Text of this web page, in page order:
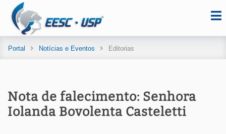
Portal Notícias e Eventos Editorias
Nota de falecimento: Senhora
Iolanda Bovolenta Casteletti